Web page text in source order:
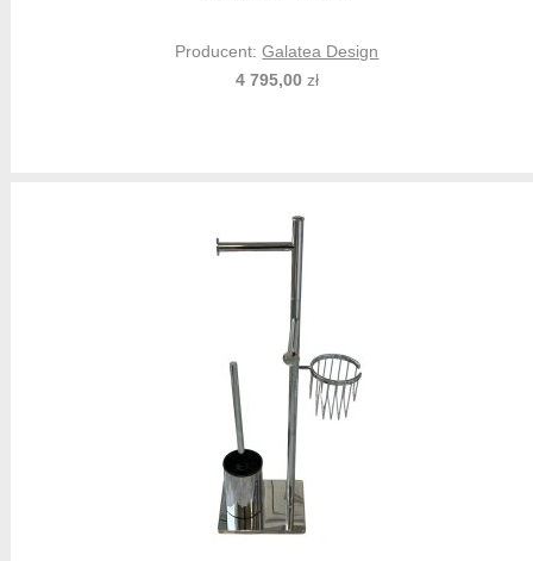
Producent:Galatea Design
4 795,00zł